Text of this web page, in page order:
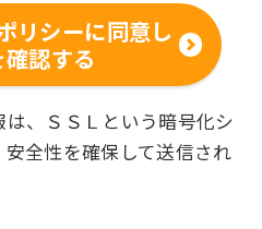
集いたします。
した個人情報は、以
て頂きます。また、
を助長し、または
リシーに同意し
認する
、ＳＳＬという暗号化シ
全性を確保して送信され